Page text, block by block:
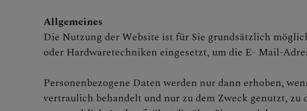
PFARRBRIEFE
AKTUELLES
Allgemeines
Die Nutzung der Website ist für Sie grundsätzlich
oder Hardwaretechniken eingesetzt, um die E- Mail-
Personenbezogene Daten werden nur dann erhoben,
vertraulich behandelt und nur zu dem Zweck genutzt, zu